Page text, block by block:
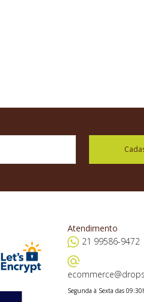
Atendimento
21 99586-9472
Segunda à Sexta das